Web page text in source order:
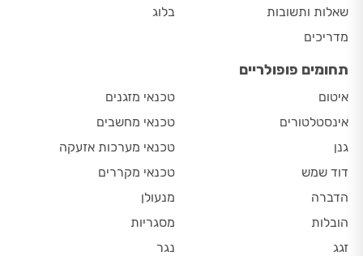
שאלות ותשובות
מדריכים
בלוג
תחומים פופולריים
איטום
אינסטלטורים
גנן
דוד שמש
הדברה
הובלות
זגג
טכנאי מזגנים
טכנאי מחשבים
טכנאי מערכות אזעקה
טכנאי מקררים
מנעולן
מסגריות
נגר